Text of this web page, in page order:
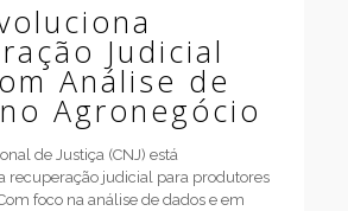
Judicial
Análise de
Agronegócio
de Justiça (CNJ) está
recuperação judicial para produtores
foco na análise de dados e em